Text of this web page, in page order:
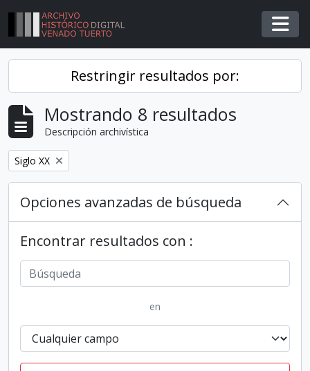
Skip to main content
Restringir resultados por:
Mostrando 8 resultados
Descripción archivística
Remover filtro
Siglo XX
Opciones avanzadas de búsqueda
Encontrar resultados con :
en